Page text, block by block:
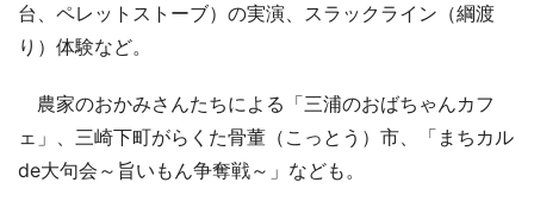
台、ペレットストーブ）の実演、スラックライン（綱渡
り）体験など。
農家のおかみさんたちによる「三浦のおばちゃんカフ
ェ」、三崎下町がらくた骨董（こっとう）市、「まちカル
de大句会～旨いもん争奪戦～」なども。